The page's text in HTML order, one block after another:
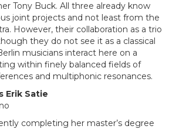
Tony Buck. All three already know
joint projects and not least from the
However, their collaboration as a trio
they do not see it as a classical
musicians interact here on a
within finely balanced fields of
and multiphonic resonances.
Erik Satie
completing her master’s degree